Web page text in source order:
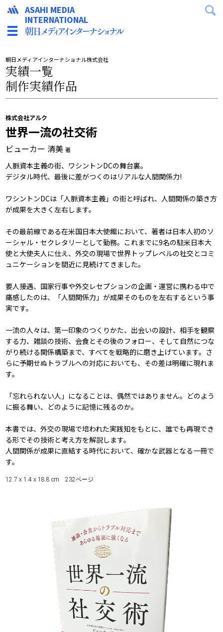
朝日メディアインターナショナル株式会社
実績一覧
制作実績作品
株式会社アルク
世界一流の社交術
ビューカー 清美 著
人脈資本主義の街、ワシントンDCの舞台裏。
デジタル時代、最後に差がつくのはリアルな人間関係力!
ワシントンDCは「人脈資本主義」の街と呼ばれ、人間関係の築き方
が成果を大きく左右します。
その最前線である在米国日本大使館において、著者は日本人初のソ
ーシャル・セクレタリーとして勤務。これまでに9名の駐米日本大
使と大使夫人に仕え、外交の現場で世界トップレベルの社交とコミ
ュニケーションを間近に見続けてきました。
要人接遇、国家行事や外交レセプションの企画・運営に携わる中で
痛感したのは、「人間関係力」が成果そのものを左右するという事
実です。
一流の人々は、第一印象のつくりかた、出会いの設計、相手を観察
する力、雑談の技術、会食とその後のフォロー、そして自然につな
がり続ける関係構築まで、すべてを戦略的に磨き上げています。さ
らに予期せぬトラブルへの対応においても、その差は明確に現れま
す。
「忘れられない人」になることは、偶然ではありません。どのよう
に振る舞い、どのように記憶に残るのか。
本書では、外交の現場で培われた実践知をもとに、誰でも再現でき
る形でその技術と考え方を解説します。
人間関係が成果に直結する時代において、確かな武器となる一冊で
す。
12.7 x 1.4 x 18.8 cm 232ページ
ASAHI MEDIA
INTERNATIONAL